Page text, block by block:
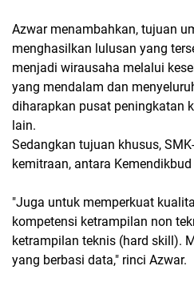
Azwar menambahkan, tujuan
menghasilkan lulusan yang
menjadi wirausaha melalui
yang mendalam dan
diharapkan pusat peningkatan
lain.
Sedangkan tujuan khusus,
kemitraan, antara
"Juga untuk memperkuat
kompetensi ketrampilan non
ketrampilan teknis (hard skill).
yang berbasi data," rinci Azwar.